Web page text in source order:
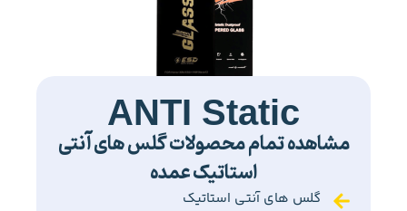
ANTI Static
مشاهده تمام محصولات گلس های آنتی
استاتیک عمده
گلس های آنتی استاتیک